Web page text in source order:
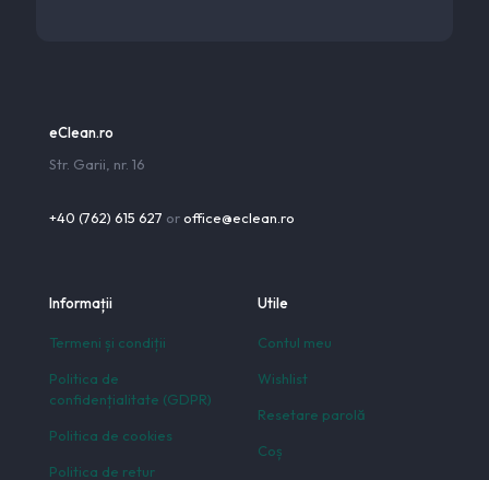
eClean.ro
Str. Garii, nr. 16
+40 (762) 615 627 oroffice@eclean.ro
Informații
Termeni și condiții
Politica de
confidențialitate (GDPR)
Politica de cookies
Politica de retur
Utile
Contul meu
Wishlist
Resetare parolă
Coș